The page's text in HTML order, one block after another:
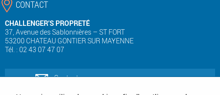
CONTACT
CHALLENGER’S PROPRETÉ
37, Avenue des Sablonnières – ST FORT
53200 CHATEAU GONTIER SUR MAYENNE
Tél. : 02 43 07 47 07
Contactez-nous